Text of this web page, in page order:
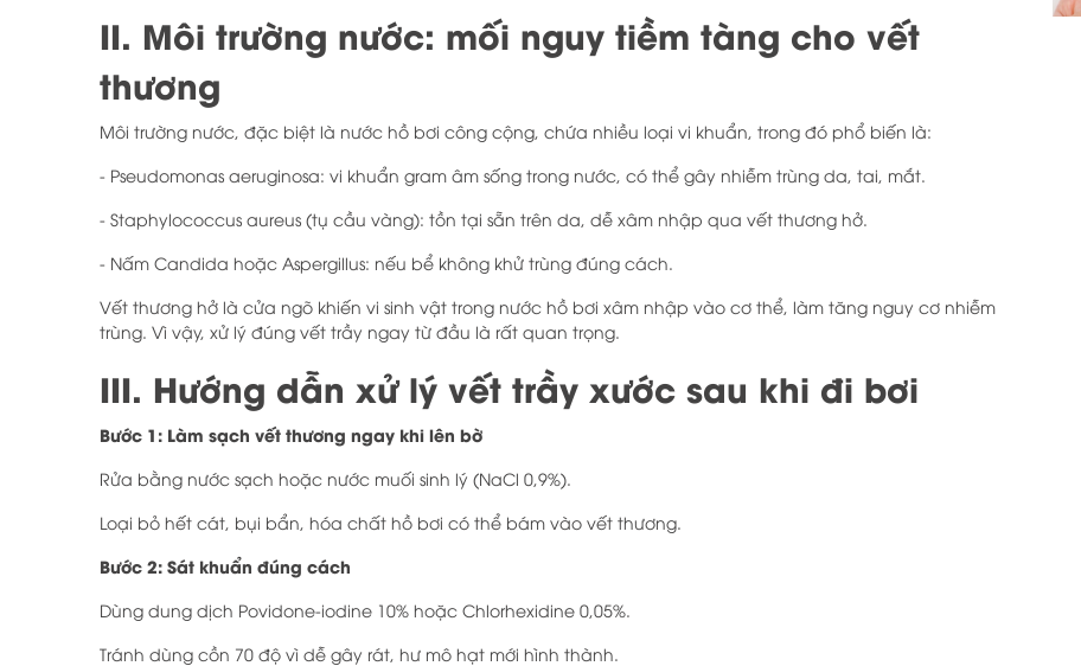
II. Môi trường nước: mối nguy tiềm tàng cho vết
thương
Môi trường nước, đặc biệt là nước hồ bơi công cộng, chứa nhiều loại vi khuẩn, trong đó phổ biến là:
- Pseudomonas aeruginosa: vi khuẩn gram âm sống trong nước, có thể gây nhiễm trùng da, tai, mắt.
- Staphylococcus aureus (tụ cầu vàng): tồn tại sẵn trên da, dễ xâm nhập qua vết thương hở.
- Nấm Candida hoặc Aspergillus: nếu bể không khử trùng đúng cách.
Vết thương hở là cửa ngõ khiến vi sinh vật trong nước hồ bơi xâm nhập vào cơ thể, làm tăng nguy cơ nhiễm
trùng. Vì vậy, xử lý đúng vết trầy ngay từ đầu là rất quan trọng.
III. Hướng dẫn xử lý vết trầy xước sau khi đi bơi
Bước 1: Làm sạch vết thương ngay khi lên bờ
Rửa bằng nước sạch hoặc nước muối sinh lý (NaCl 0,9%).
Loại bỏ hết cát, bụi bẩn, hóa chất hồ bơi có thể bám vào vết thương.
Bước 2: Sát khuẩn đúng cách
Dùng dung dịch Povidone-iodine 10% hoặc Chlorhexidine 0,05%.
Tránh dùng cồn 70 độ vì dễ gây rát, hư mô hạt mới hình thành.